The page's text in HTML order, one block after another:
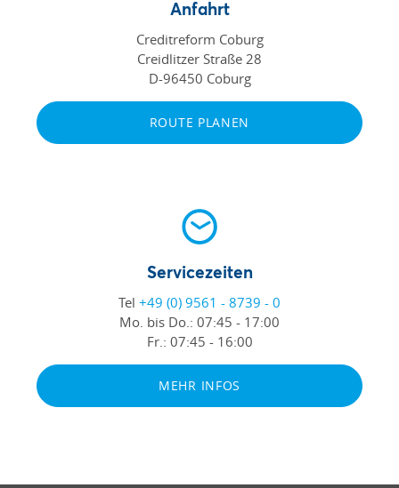
Anfahrt
Creditreform Coburg
Creidlitzer Straße 28
D-96450 Coburg
ROUTE PLANEN
Servicezeiten
Tel +49 (0) 9561 - 8739 - 0
Mo. bis Do.: 07:45 - 17:00
Fr.: 07:45 - 16:00
MEHR INFOS